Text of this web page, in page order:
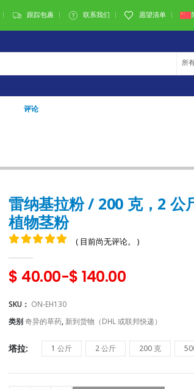
跟踪包裹 联系我们 愿望清单
所
评论
雷纳基拉粉 / 200 克，2 公
植物茎粉
( 目前尚无评论。 )
$ 40.00-$ 140.00
SKU： ON-EH130
类别奇异的草药, 新到货物（DHL 或联邦快递）
塔拉 1 公斤 2 公斤 200 克